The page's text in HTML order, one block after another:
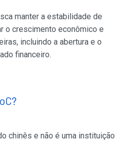
manter a estabilidade de
o crescimento econômico e
incluindo a abertura e o
financeiro.
chinês e não é uma instituição